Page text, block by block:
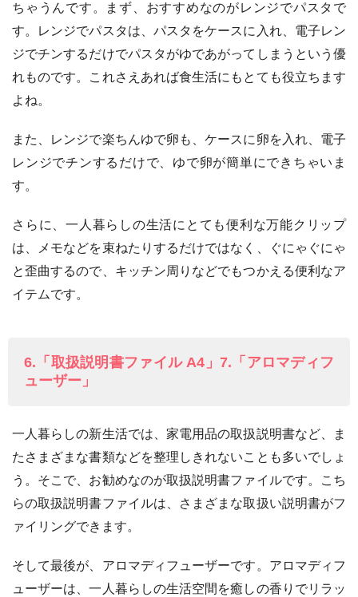
ちゃうんです。まず、おすすめなのがレンジでパスタで
す。レンジでパスタは、パスタをケースに入れ、電子レン
ジでチンするだけでパスタがゆであがってしまうという優
れものです。これさえあれば食生活にもとても役立ちます
よね。
また、レンジで楽ちんゆで卵も、ケースに卵を入れ、電子
レンジでチンするだけで、ゆで卵が簡単にできちゃいま
す。
さらに、一人暮らしの生活にとても便利な万能クリップ
は、メモなどを束ねたりするだけではなく、ぐにゃぐにゃ
と歪曲するので、キッチン周りなどでもつかえる便利なア
イテムです。
6.「取扱説明書ファイル A4」7.「アロマディフ
ューザー」
一人暮らしの新生活では、家電用品の取扱説明書など、ま
たさまざまな書類などを整理しきれないことも多いでしょ
う。そこで、お勧めなのが取扱説明書ファイルです。こち
らの取扱説明書ファイルは、さまざまな取扱い説明書がフ
ァイリングできます。
そして最後が、アロマディフューザーです。アロマディフ
ューザーは、一人暮らしの生活空間を癒しの香りでリラッ